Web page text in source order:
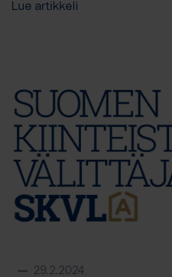
Lue artikkeli
29.2.2024